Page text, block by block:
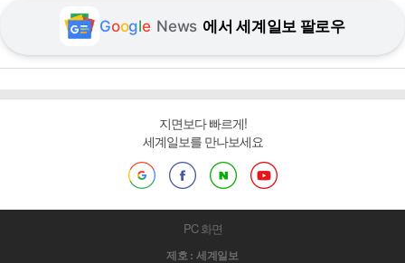
Google News 에서 세계일보 팔로우
지면보다 빠르게!
세계일보를 만나보세요
PC 화면
제호 : 세계일보